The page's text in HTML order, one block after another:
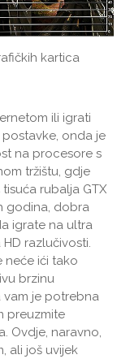
kartica
ili igrati
onda je
na procesore s
tržištu, gdje
rubalja GTX
godina, dobra
igrate na ultra
razlučivosti.
neće ići tako
brzinu
vam je potrebna
preuzmite
Ovdje, naravno,
ali još uvijek